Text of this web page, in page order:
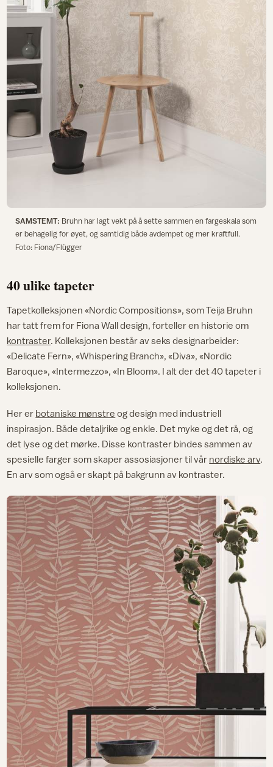
SAMSTEMT: Bruhn har lagt vekt på å sette sammen en fargeskala som
er behagelig for øyet, og samtidig både avdempet og mer kraftfull.
Foto: Fiona/Flügger
40 ulike tapeter
Tapetkolleksjonen «Nordic Compositions», som Teija Bruhn
har tatt frem for Fiona Wall design, forteller en historie om
kontraster. Kolleksjonen består av seks designarbeider:
«Delicate Fern», «Whispering Branch», «Diva», «Nordic
Baroque», «Intermezzo», «In Bloom». I alt der det 40 tapeter i
kolleksjonen.
Her er botaniske mønstre og design med industriell
inspirasjon. Både detaljrike og enkle. Det myke og det rå, og
det lyse og det mørke. Disse kontraster bindes sammen av
spesielle farger som skaper assosiasjoner til vår nordiske arv.
En arv som også er skapt på bakgrunn av kontraster.